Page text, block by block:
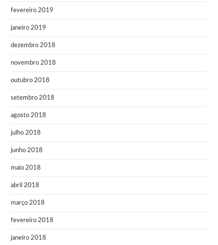
fevereiro 2019
janeiro 2019
dezembro 2018
novembro 2018
outubro 2018
setembro 2018
agosto 2018
julho 2018
junho 2018
maio 2018
abril 2018
março 2018
fevereiro 2018
janeiro 2018